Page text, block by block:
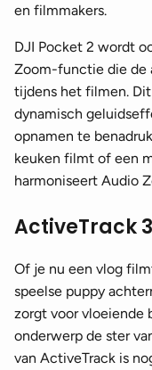
en filmmakers.
DJI Pocket 2 wordt
Zoom-functie die de
tijdens het filmen.
dynamisch
opnamen te
keuken filmt of een
harmoniseert Audio
ActiveTrack
Of je nu een vlog
speelse puppy
zorgt voor vloeiende
onderwerp de ster
van ActiveTrack is